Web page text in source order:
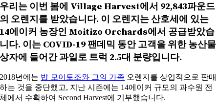
우리는 이번 봄에 Village Harvest에서 92,843파운드
의 오렌지를 받았습니다. 이 오렌지는 산호세에 있는
14에이커 농장인 Moitizo Orchards에서 공급받았습
니다. 이는 COVID-19 팬데믹 동안 고객을 위한 농산물
상자에 들어간 과일로 트럭 2.5대 분량입니다.
2018년에는 밥 모이토조와 그의 가족 오렌지를 상업적으로 판매
하는 것을 중단했고, 지난 시즌에는 14에이커 규모의 과수원 전
체에서 수확하여 Second Harvest에 기부했습니다.